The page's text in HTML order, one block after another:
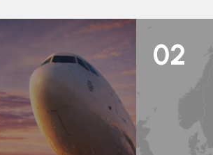
02